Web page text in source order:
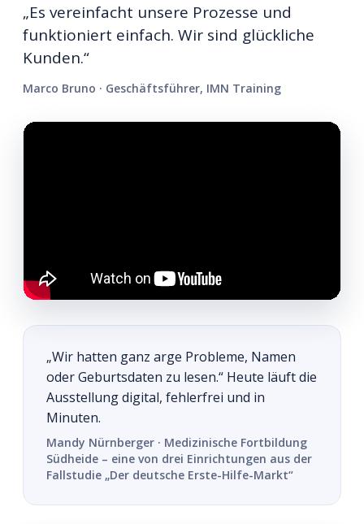
„Es vereinfacht unsere Prozesse und
funktioniert einfach. Wir sind glückliche
Kunden.“
Marco Bruno · Geschäftsführer, IMN Training
„Wir hatten ganz arge Probleme, Namen
oder Geburtsdaten zu lesen.“ Heute läuft die
Ausstellung digital, fehlerfrei und in
Minuten.
Mandy Nürnberger · Medizinische Fortbildung
Südheide – eine von drei Einrichtungen aus der
Fallstudie „Der deutsche Erste-Hilfe-Markt“